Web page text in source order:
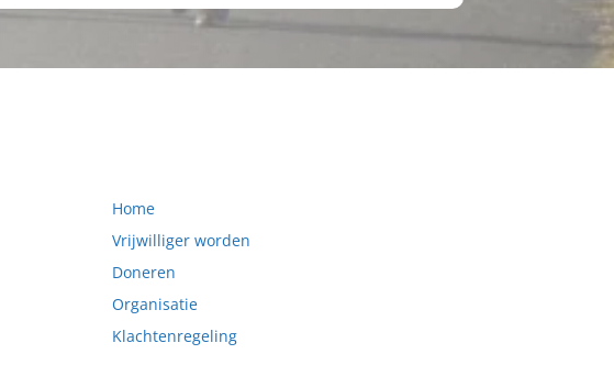
Home
Vrijwilliger worden
Doneren
Organisatie
Klachtenregeling